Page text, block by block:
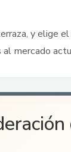
y elige
mercado